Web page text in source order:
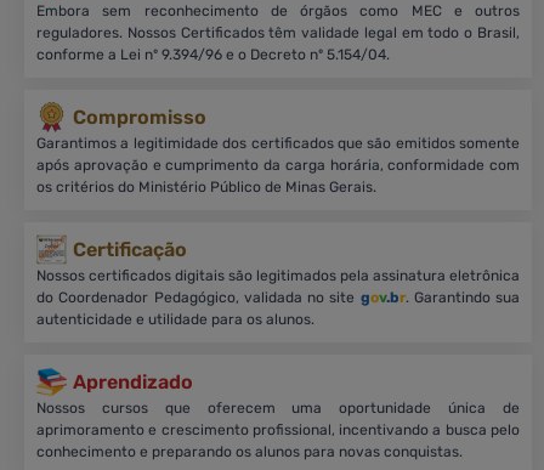
Embora sem reconhecimento de órgãos como MEC e outros
reguladores. Nossos Certificados têm validade legal em todo o Brasil,
conforme a Lei nº 9.394/96 e o Decreto nº 5.154/04.
Compromisso
Garantimos a legitimidade dos certificados que são emitidos somente
após aprovação e cumprimento da carga horária, conformidade com
os critérios do Ministério Público de Minas Gerais.
Certificação
Nossos certificados digitais são legitimados pela assinatura eletrônica
do Coordenador Pedagógico, validada no site gov.br. Garantindo sua
autenticidade e utilidade para os alunos.
Aprendizado
Nossos cursos que oferecem uma oportunidade única de
aprimoramento e crescimento profissional, incentivando a busca pelo
conhecimento e preparando os alunos para novas conquistas.